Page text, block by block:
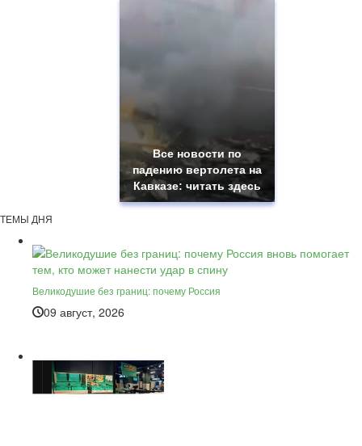
Все новости по
падению вертолета на
Кавказе: читать здесь
ТЕМЫ ДНЯ
Великодушие без границ: почему Россия
09 август, 2026